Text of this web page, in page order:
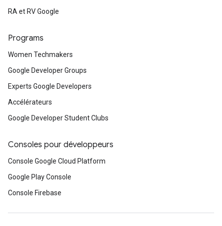
RA et RV Google
Programs
Women Techmakers
Google Developer Groups
Experts Google Developers
Accélérateurs
Google Developer Student Clubs
Consoles pour développeurs
Console Google Cloud Platform
Google Play Console
Console Firebase